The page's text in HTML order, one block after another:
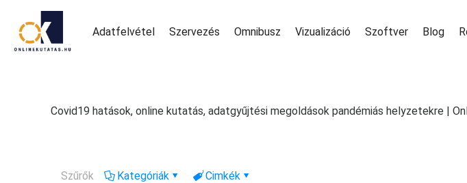
Adatfelvétel Szervezés Omnibusz Vizualizáció Szoftver Blog
Covid19 hatások, online kutatás, adatgyűjtési megoldások pandémiás helyzetekre |
Szűrők Kategóriák Cimkék